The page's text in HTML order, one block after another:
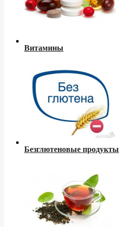
Витамины
Безглютеновые продукты